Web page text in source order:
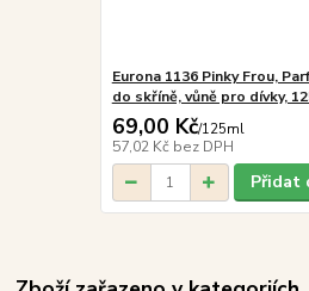
Eurona 1136 Pinky Frou,
do skříně, vůně pro dívky,
69,00 Kč/125ml
57,02 Kč bez DPH
Přidat